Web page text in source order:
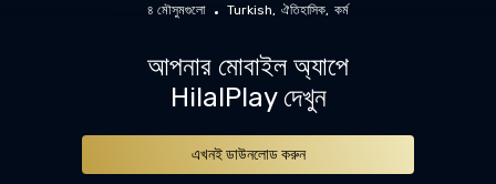
৪ মৌসুমগুলো Turkish ঐতিহাসিক কর্ম
আপনার মোবাইল অ্যাপে
HilalPlay দেখুন
এখনই ডাউনলোড করুন